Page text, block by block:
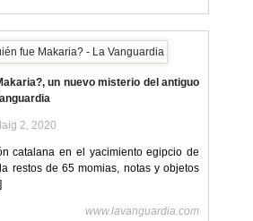
un nuevo misterio del antiguo
2, 2020
catalana en el yacimiento egipcio de
restos de 65 momias, notas y objetos
www.lavanguardia.com